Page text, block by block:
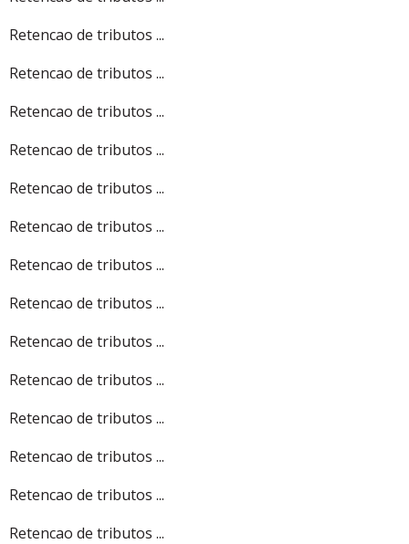
Retencao de tributos ...
Retencao de tributos ...
Retencao de tributos ...
Retencao de tributos ...
Retencao de tributos ...
Retencao de tributos ...
Retencao de tributos ...
Retencao de tributos ...
Retencao de tributos ...
Retencao de tributos ...
Retencao de tributos ...
Retencao de tributos ...
Retencao de tributos ...
Retencao de tributos ...